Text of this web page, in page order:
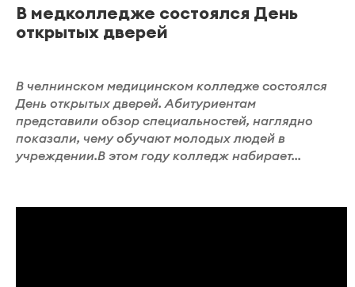
В медколледже состоялся День
открытых дверей
В челнинском медицинском колледже состоялся
День открытых дверей. Абитуриентам
представили обзор специальностей, наглядно
показали, чему обучают молодых людей в
учреждении.В этом году колледж набирает...